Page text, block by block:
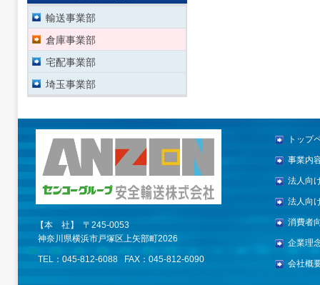
輸送事業部
倉庫事業部
宅配事業部
埼玉事業部
【本 社】 〒245-0053
神奈川県横浜市戸塚区上矢部町2026
TEL：045-812-6088 FAX：045-812-6090
トップ
事業内
法人向
法人向
消費者
企業理
会社概